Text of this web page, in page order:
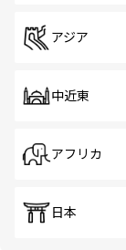
アジア
中近東
アフリカ
日本